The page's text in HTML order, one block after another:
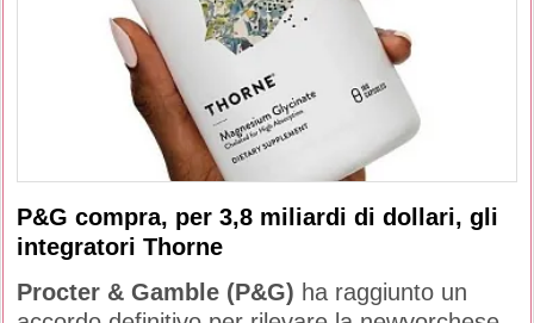
P&G compra, per 3,8 miliardi di dollari, gli
integratori Thorne
Procter & Gamble (P&G) ha raggiunto un